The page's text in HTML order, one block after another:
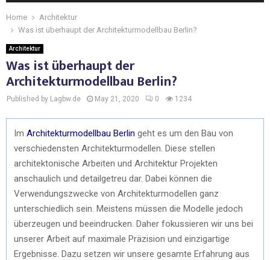
Home
Architektur
Was ist überhaupt der Architekturmodellbau Berlin?
Architektur
Was ist überhaupt der
Architekturmodellbau Berlin?
Published by Lagbw.de May 21, 2020 0 1234
Im Architekturmodellbau Berlin geht es um den Bau von
verschiedensten Architekturmodellen. Diese stellen
architektonische Arbeiten und Architektur Projekten
anschaulich und detailgetreu dar. Dabei können die
Verwendungszwecke von Architekturmodellen ganz
unterschiedlich sein. Meistens müssen die Modelle jedoch
überzeugen und beeindrucken. Daher fokussieren wir uns bei
unserer Arbeit auf maximale Präzision und einzigartige
Ergebnisse. Dazu setzen wir unsere gesamte Erfahrung aus